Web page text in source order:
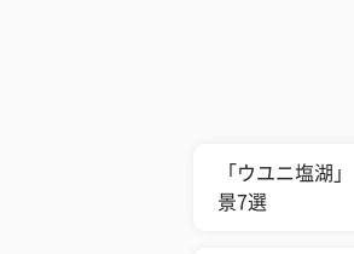
「ウユニ塩湖
景7選